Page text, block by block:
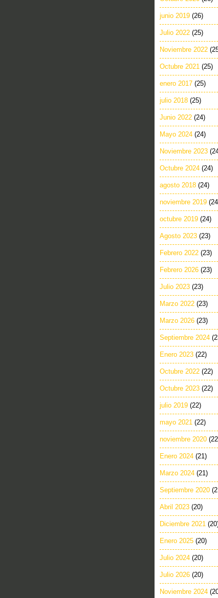
junio 2019 (26)
Julio 2022 (25)
Noviembre 2022
Octubre 2021 (25)
enero 2017 (25)
julio 2018 (25)
Junio 2022 (24)
Mayo 2024 (24)
Noviembre 2023
Octubre 2024 (24)
agosto 2018 (24)
noviembre 2019
octubre 2019 (24)
Agosto 2023 (23)
Febrero 2022 (23)
Febrero 2026 (23)
Julio 2023 (23)
Marzo 2022 (23)
Marzo 2026 (23)
Septiembre 2024
Enero 2023 (22)
Octubre 2022 (22)
Octubre 2023 (22)
julio 2019 (22)
mayo 2021 (22)
noviembre 2020
Enero 2024 (21)
Marzo 2024 (21)
Septiembre 2020
Abril 2023 (20)
Diciembre 2021
Enero 2025 (20)
Julio 2024 (20)
Julio 2026 (20)
Noviembre 2024